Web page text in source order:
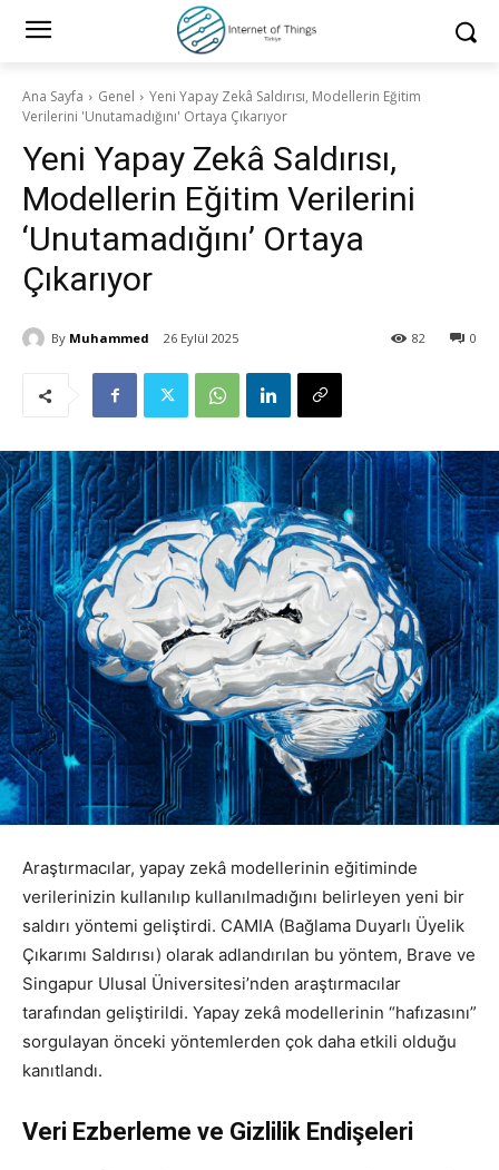
Ana Sayfa Genel
Yeni Yapay Zekâ Saldırısı, Modellerin Eğitim
Verilerini 'Unutamadığını' Ortaya Çıkarıyor
Yeni Yapay Zekâ Saldırısı,
Modellerin Eğitim Verilerini
‘Unutamadığını’ Ortaya
Çıkarıyor
By Muhammed 26 Eylül 2025 0
82
Araştırmacılar, yapay zekâ modellerinin eğitiminde
verilerinizin kullanılıp kullanılmadığını belirleyen yeni bir
saldırı yöntemi geliştirdi. CAMIA (Bağlama Duyarlı Üyelik
Çıkarımı Saldırısı) olarak adlandırılan bu yöntem, Brave ve
Singapur Ulusal Üniversitesi’nden araştırmacılar
tarafından geliştirildi. Yapay zekâ modellerinin “hafızasını”
sorgulayan önceki yöntemlerden çok daha etkili olduğu
kanıtlandı.
Veri Ezberleme ve Gizlilik Endişeleri